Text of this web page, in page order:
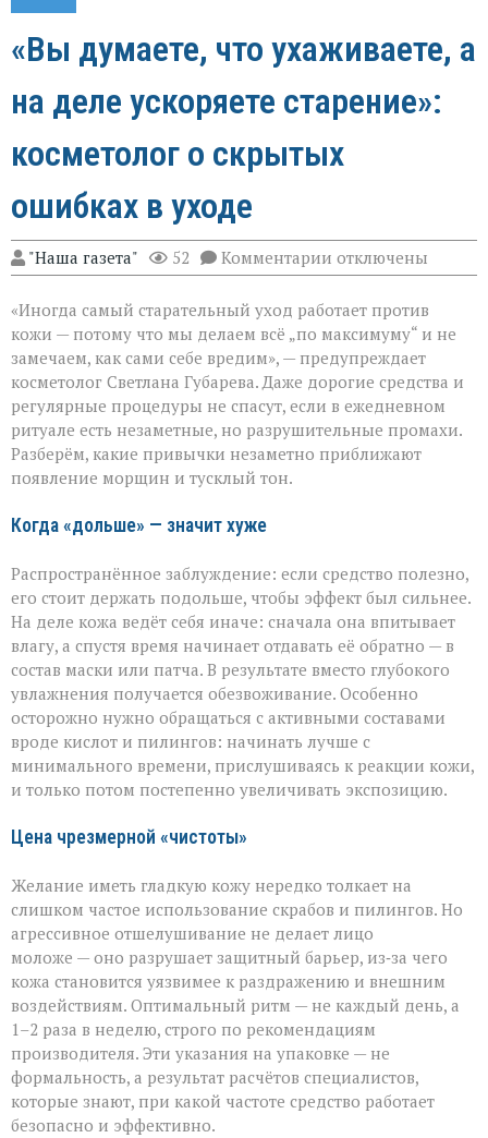
«Вы думаете, что ухаживаете, а
на деле ускоряете старение»:
косметолог о скрытых
ошибках в уходе
"Наша газета" 52 Комментарии к
записи
думаете,
что
ухаживаете,
а
на
деле
ускоряете
старение»:
косметолог
отключены
«Иногда самый старательный уход работает против
кожи — потому что мы делаем всё „по максимуму“ и не
замечаем, как сами себе вредим», — предупреждает
косметолог Светлана Губарева. Даже дорогие средства и
регулярные процедуры не спасут, если в ежедневном
ритуале есть незаметные, но разрушительные промахи.
Разберём, какие привычки незаметно приближают
появление морщин и тусклый тон.
Когда «дольше» — значит хуже
Распространённое заблуждение: если средство полезно,
его стоит держать подольше, чтобы эффект был сильнее.
На деле кожа ведёт себя иначе: сначала она впитывает
влагу, а спустя время начинает отдавать её обратно — в
состав маски или патча. В результате вместо глубокого
увлажнения получается обезвоживание. Особенно
осторожно нужно обращаться с активными составами
вроде кислот и пилингов: начинать лучше с
минимального времени, прислушиваясь к реакции кожи,
и только потом постепенно увеличивать экспозицию.
Цена чрезмерной «чистоты»
Желание иметь гладкую кожу нередко толкает на
слишком частое использование скрабов и пилингов. Но
агрессивное отшелушивание не делает лицо
моложе — оно разрушает защитный барьер, из‑за чего
кожа становится уязвимее к раздражению и внешним
воздействиям. Оптимальный ритм — не каждый день, а
1–2 раза в неделю, строго по рекомендациям
производителя. Эти указания на упаковке — не
формальность, а результат расчётов специалистов,
которые знают, при какой частоте средство работает
безопасно и эффективно.